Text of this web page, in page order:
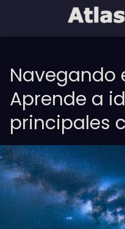
Navegando
Aprende a
principales